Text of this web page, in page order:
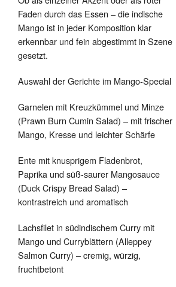
Faden durch das Essen – die indische
Mango ist in jeder Komposition klar
erkennbar und fein abgestimmt in Szene
gesetzt.
Auswahl der Gerichte im Mango-Special
Garnelen mit Kreuzkümmel und Minze
(Prawn Burn Cumin Salad) – mit frischer
Mango, Kresse und leichter Schärfe
Ente mit knusprigem Fladenbrot,
Paprika und süß-saurer Mangosauce
(Duck Crispy Bread Salad) –
kontrastreich und aromatisch
Lachsfilet in südindischem Curry mit
Mango und Curryblättern (Alleppey
Salmon Curry) – cremig, würzig,
fruchtbetont